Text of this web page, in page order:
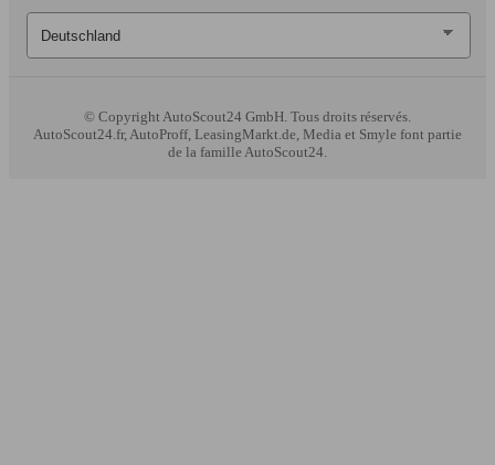
© CopyrightAutoScout24 GmbH. Tous droits réservés.
AutoScout24.fr, AutoProff, LeasingMarkt.de, Media et Smyle font partie
de la famille AutoScout24.